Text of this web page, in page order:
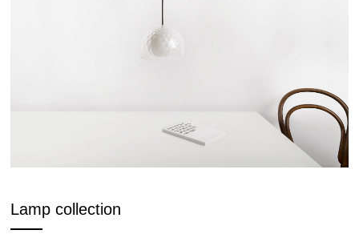
Lamp collection